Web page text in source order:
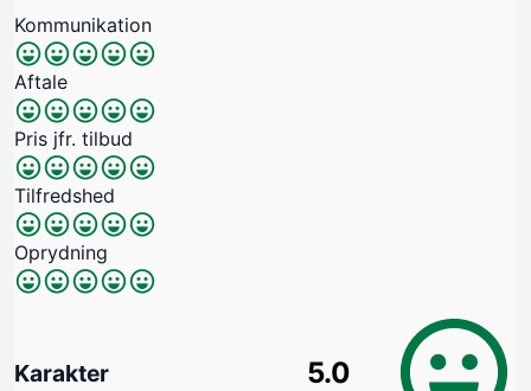
Kommunikation
Aftale
Pris jfr. tilbud
Tilfredshed
Oprydning
Karakter 5.0